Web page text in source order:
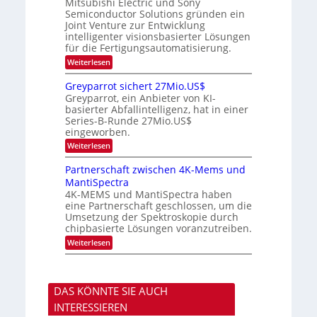
n
d
s
t
e
n
H
a
l
b
j
a
h
r
m
m
t
i
n
d
e
D
A
C
H
-
I
n
d
u
s
t
r
i
e
z
u
k
-
K
u
r
s
v
o
n
P
h
o
t
o
n
i
c
s
H
u
b
Mitsubishi Electric und Sony
Semiconductor Solutions gründen ein
Joint Venture zur Entwicklung
intelligenter visionsbasierter Lösungen
für die Fertigungsautomatisierung.
Weiterlesen:
M
t
s
u
b
i
s
h
i
E
l
e
c
t
r
i
c
u
o
y
Greyparrot sichert 27Mio.US$
Greyparrot, ein Anbieter von KI-
basierter Abfallintelligenz, hat in einer
Series-B-Runde 27Mio.US$
eingeworben.
Weiterlesen:
G
r
e
y
p
a
r
r
o
t
s
h
e
r
t
Partnerschaft zwischen 4K-Mems und
MantiSpectra
4K-MEMS und MantiSpectra haben
eine Partnerschaft geschlossen, um die
Umsetzung der Spektroskopie durch
chipbasierte Lösungen voranzutreiben.
Weiterlesen:
P
t
n
r
DAS KÖNNTE SIE AUCH
INTERESSIEREN